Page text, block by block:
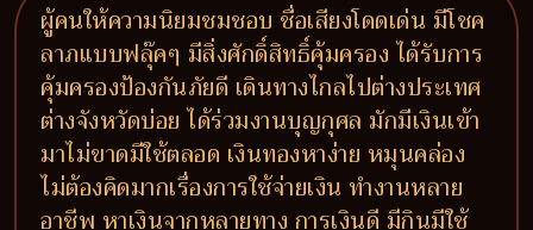
ผู้คนให้ความนิยมชมชอบ ชื่อเสียงโดดเด่น มีโชค
ลาภแบบฟลุ๊คๆ มีสิ่งศักดิ์สิทธิ์คุ้มครอง ได้รับการ
คุ้มครองป้องกันภัยดี เดินทางไกลไปต่างประเทศ
ต่างจังหวัดบ่อย ได้ร่วมงานบุญกุศล มักมีเงินเข้า
มาไม่ขาดมีใช้ตลอด เงินทองหาง่าย หมุนคล่อง
ไม่ต้องคิดมากเรื่องการใช้จ่ายเงิน ทำงานหลาย
อาชีพ หาเงินจากหลายทาง การเงินดี มีกินมีใช้